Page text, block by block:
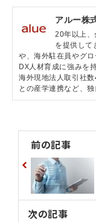
アルー株
20年以上
を提供して
や、海外駐在員やグ
DX人材育成に強みを
海外現地法人取引社
との産学連携など、
前の記事
次の記事